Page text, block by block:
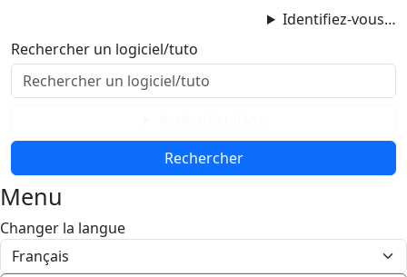
Identifiez-vous…
Contenu principal
Menu
Bas de page
Rechercher un logiciel/tuto
Menu
Changer la langue